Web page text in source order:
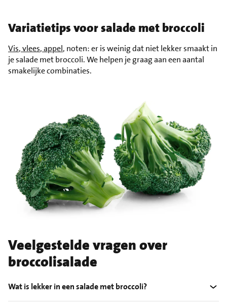
Variatietips voor salade met broccoli
Vis,vlees,appel, noten: er is weinig dat niet lekker smaakt in
je salade met broccoli. We helpen je graag aan een aantal
smakelijke combinaties.
Veelgestelde vragen over
broccolisalade
Wat is lekker in een salade met broccoli?